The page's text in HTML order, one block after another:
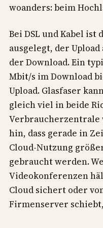
woanders: beim
Bei DSL und Kabel
ausgelegt, der
der Download. Ein
Mbit/s im Download
Upload. Glasfaser
gleich viel in beide
Verbraucherzentrale
hin, dass gerade in
Cloud-Nutzung
gebraucht werden.
Videokonferenzen
Cloud sichert oder
Firmenserver